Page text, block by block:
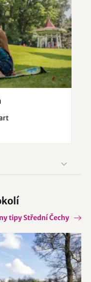
tipy Střední Čechy